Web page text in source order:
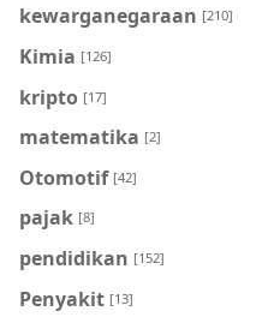
kewarganegaraan [210]
Kimia [126]
kripto [17]
matematika [2]
Otomotif [42]
pajak [8]
pendidikan [152]
Penyakit [13]